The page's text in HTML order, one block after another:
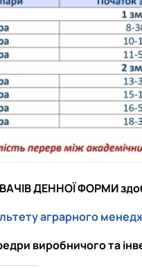
ДЕННОЇ ФОРМИ
аграрного
виробничого та